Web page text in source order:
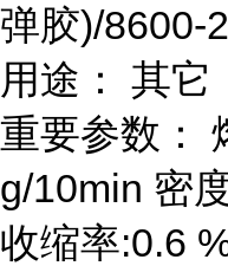
弹胶)/8600-
用途： 其它
重要参数：
g/10min 密
收缩率:0.6